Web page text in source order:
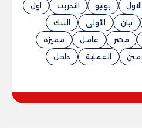
الاول يونيو التدريب
اول
بيان الأولى
البنك
مصر عامل
مميزة
العملية
داخل